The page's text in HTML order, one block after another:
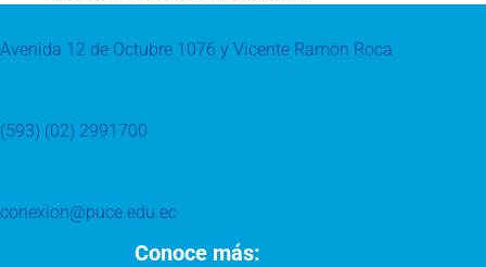
Avenida 12 de Octubre 1076 y Vicente Ramón Roca
(593) (02) 2991700
conexion@puce.edu.ec
Conoce más: